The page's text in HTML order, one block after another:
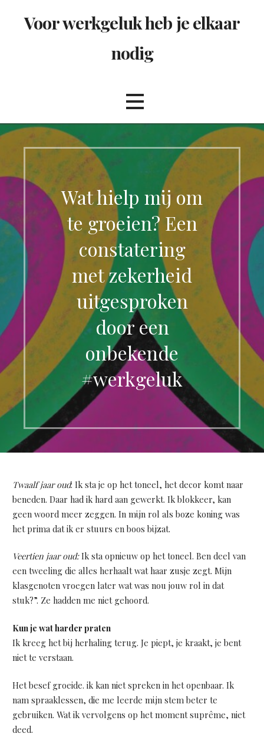
Voor werkgeluk heb je elkaar
nodig
Wat hielp mij om
te groeien? Een
constatering
met zekerheid
uitgesproken
door een
onbekende
#werkgeluk
Twaalf jaar oud: Ik sta je op het toneel, het decor komt naar
beneden. Daar had ik hard aan gewerkt. Ik blokkeer, kan
geen woord meer zeggen. In mijn rol als boze koning was
het prima dat ik er stuurs en boos bijzat.
Veertien jaar oud:Ik sta opnieuw op het toneel. Ben deel van
een tweeling die alles herhaalt wat haar zusje zegt. Mijn
klasgenoten vroegen later wat was nou jouw rol in dat
stuk?”. Ze hadden me niet gehoord.
Kun je wat harder praten
Ik kreeg het bij herhaling terug. Je piept, je kraakt, je bent
niet te verstaan.
Het besef groeide. ik kan niet spreken in het openbaar. Ik
nam spraaklessen, die me leerde mijn stem beter te
gebruiken. Wat ik vervolgens op het moment suprême, niet
deed.